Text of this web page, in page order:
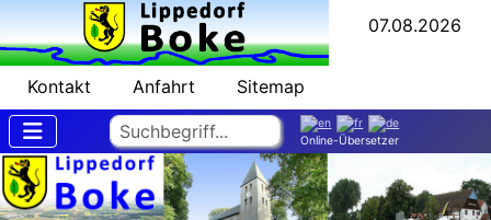
Suchen
Online-Übersetzer
Kontakt Anfahrt Sitemap
07.08.2026